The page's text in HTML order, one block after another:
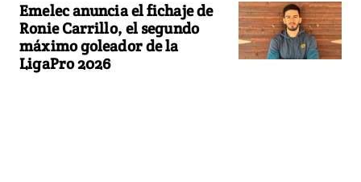
Emelec anuncia el fichaje de
Ronie Carrillo, el segundo
máximo goleador de la
LigaPro 2026